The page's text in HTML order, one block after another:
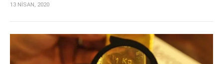
13 NİSAN, 2020